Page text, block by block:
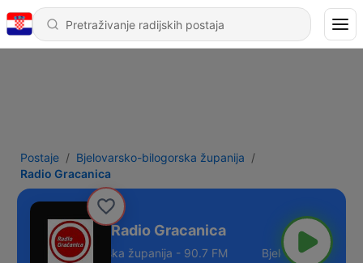
Postaje
Bjelovarsko-bilogorska županija
Radio Gracanica
Radio Gracanica
Bjelovarsko-bilogorska županija - 90.7 FM